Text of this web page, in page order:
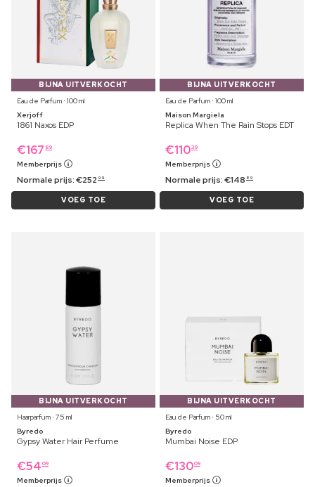
BIJNA UITVERKOCHT
Eau de Parfum ⋅ 100 ml
Xerjoff
1861 Naxos EDP
€167 89
Memberprijs
Normale prijs:€252 99
VOEG TOE
BIJNA UITVERKOCHT
Eau de Parfum ⋅ 100 ml
Maison Margiela
Replica When The Rain Stops EDT
€11039
Memberprijs
Normale prijs:€148 89
VOEG TOE
BIJNA UITVERKOCHT
Haarparfum ⋅ 75 ml
Byredo
Gypsy Water Hair Perfume
€54 09
Memberprijs
BIJNA UITVERKOCHT
Eau de Parfum ⋅ 50 ml
Byredo
Mumbai Noise EDP
€13009
Memberprijs